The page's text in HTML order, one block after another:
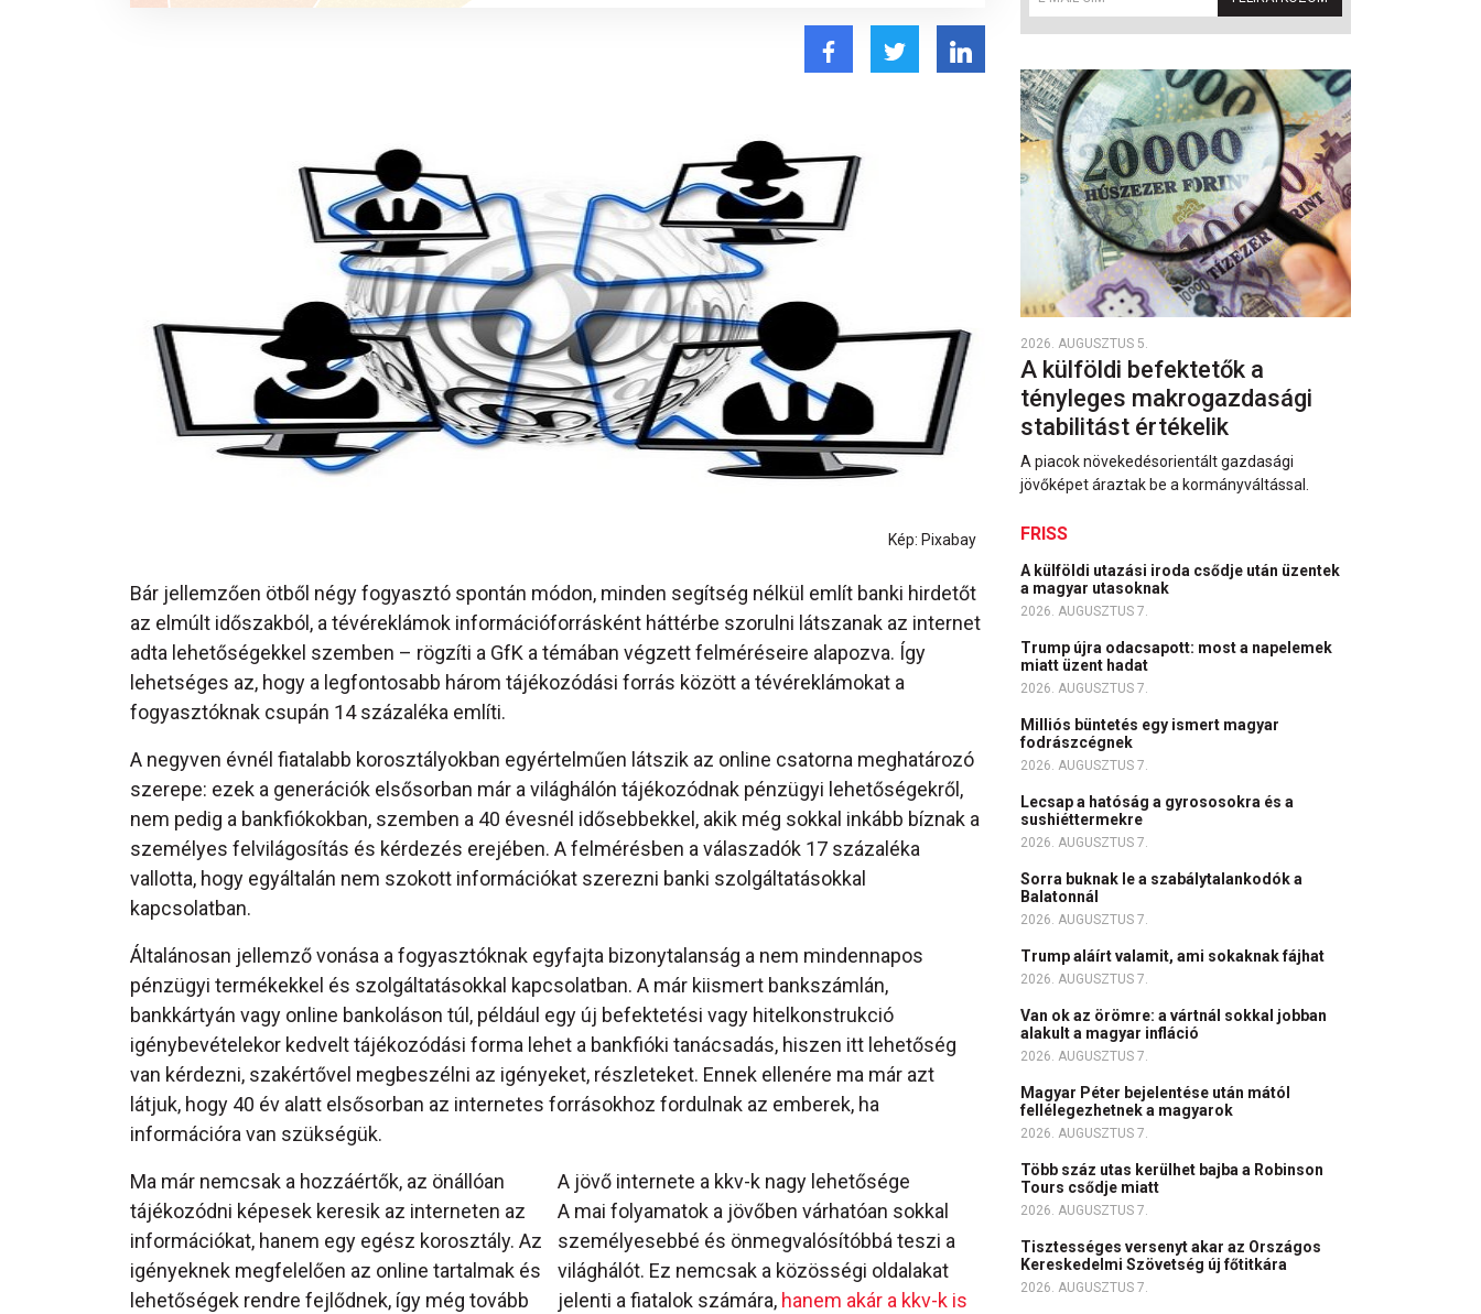
Kép: Pixabay
Bár jellemzően ötből négy fogyasztó spontán módon, minden segítség nélkül említ banki hirdetőt
az elmúlt időszakból, a tévéreklámok információforrásként háttérbe szorulni látszanak az internet
adta lehetőségekkel szemben – rögzíti a GfK a témában végzett felméréseire alapozva. Így
lehetséges az, hogy a legfontosabb három tájékozódási forrás között a tévéreklámokat a
fogyasztóknak csupán 14 százaléka említi.
A negyven évnél fiatalabb korosztályokban egyértelműen látszik az online csatorna meghatározó
szerepe: ezek a generációk elsősorban már a világhálón tájékozódnak pénzügyi lehetőségekről,
nem pedig a bankfiókokban, szemben a 40 évesnél idősebbekkel, akik még sokkal inkább bíznak a
személyes felvilágosítás és kérdezés erejében. A felmérésben a válaszadók 17 százaléka
vallotta, hogy egyáltalán nem szokott információkat szerezni banki szolgáltatásokkal
kapcsolatban.
Általánosan jellemző vonása a fogyasztóknak egyfajta bizonytalanság a nem mindennapos
pénzügyi termékekkel és szolgáltatásokkal kapcsolatban. A már kiismert bankszámlán,
bankkártyán vagy online bankoláson túl, például egy új befektetési vagy hitelkonstrukció
igénybevételekor kedvelt tájékozódási forma lehet a bankfióki tanácsadás, hiszen itt lehetőség
van kérdezni, szakértővel megbeszélni az igényeket, részleteket. Ennek ellenére ma már azt
látjuk, hogy 40 év alatt elsősorban az internetes forrásokhoz fordulnak az emberek, ha
információra van szükségük.
A jövő internete a kkv-k nagy lehetősége
A mai folyamatok a jövőben várhatóan sokkal
személyesebbé és önmegvalósítóbbá teszi a
világhálót. Ez nemcsak a közösségi oldalakat
jelenti a fiatalok számára, hanem akár a kkv-k is
Ma már nemcsak a hozzáértők, az önállóan
tájékozódni képesek keresik az interneten az
információkat, hanem egy egész korosztály. Az
igényeknek megfelelően az online tartalmak és
lehetőségek rendre fejlődnek, így még tovább
2026. AUGUSZTUS 5.
A külföldi befektetők a
tényleges makrogazdasági
stabilitást értékelik
A piacok növekedésorientált gazdasági
jövőképet áraztak be a kormányváltással.
FRISS
A külföldi utazási iroda csődje után üzentek
a magyar utasoknak
2026. AUGUSZTUS 7.
Trump újra odacsapott: most a napelemek
miatt üzent hadat
2026. AUGUSZTUS 7.
Milliós büntetés egy ismert magyar
fodrászcégnek
2026. AUGUSZTUS 7.
Lecsap a hatóság a gyrososokra és a
sushiéttermekre
2026. AUGUSZTUS 7.
Sorra buknak le a szabálytalankodók a
Balatonnál
2026. AUGUSZTUS 7.
Trump aláírt valamit, ami sokaknak fájhat
2026. AUGUSZTUS 7.
Van ok az örömre: a vártnál sokkal jobban
alakult a magyar infláció
2026. AUGUSZTUS 7.
Magyar Péter bejelentése után mától
fellélegezhetnek a magyarok
2026. AUGUSZTUS 7.
Több száz utas kerülhet bajba a Robinson
Tours csődje miatt
2026. AUGUSZTUS 7.
Tisztességes versenyt akar az Országos
Kereskedelmi Szövetség új főtitkára
2026. AUGUSZTUS 7.